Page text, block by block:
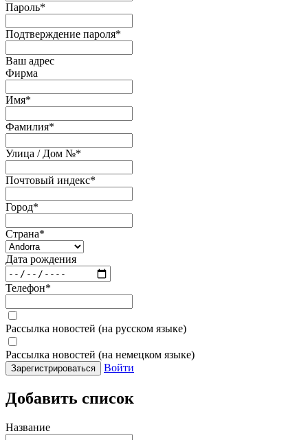
Пароль*
Подтверждение пароля*
Ваш адрес
Фирма
Имя*
Фамилия*
Улица / Дом №*
Почтовый индекс*
Город*
Страна*
Дата рождения
Телефон*
Рассылка новостей (на русском языке)
Рассылка новостей (на немецком языке)
Зарегистрироваться Войти
Добавить список
Название